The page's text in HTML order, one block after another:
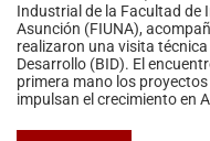
Industrial de la Facultad de
Asunción (FIUNA),
realizaron una visita
Desarrollo (BID). El
primera mano los
impulsan el crecimiento en